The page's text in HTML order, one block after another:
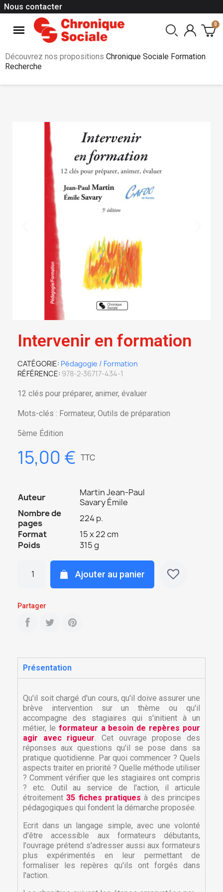
Nous contacter
Découvrez nos propositions Chronique Sociale Formation
Recherche
Intervenir en formation
CATÉGORIE Pédagogie / Formation
RÉFÉRENCE 978-2-36717-434-1
12 clés pour préparer, animer, évaluer
Mots-clés : Formateur, Outils de préparation
5ème Édition
15,00 € TTC
Auteur
Martin Jean-Paul
Savary Émile
Nombre de
pages
224 p.
Format
15 x 22 cm
Poids
315 g
Ajouter au panier
Partager
Présentation
Qu'il soit chargé d'un cours, qu'il doive assurer une
brève intervention sur un thème ou qu'il
accompagne des stagiaires qui s'initient à un
métier, le formateur a besoin de repères pour
agir avec rigueur. Cet ouvrage propose des
réponses aux questions qu'il se pose dans sa
pratique quotidienne. Par quoi commencer ? Quels
aspects traiter en priorité ? Quelle méthode utiliser
? Comment vérifier que les stagiaires ont compris
? etc. Outil au service de l'action, il articule
étroitement35 fiches pratiques à des principes
pédagogiques qui fondent la démarche proposée.
Ecrit dans un langage simple, avec une volonté
d'être accessible aux formateurs débutants,
l'ouvrage prétend s'adresser aussi aux formateurs
plus expérimentés en leur permettant de
formaliser les repères qu'ils ont forgés dans
l'action.